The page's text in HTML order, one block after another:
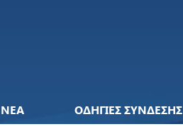
ΟΔΗΓΙΕΣ ΣΥΝΔΕΣΗΣ